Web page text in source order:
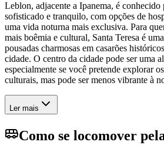
Leblon, adjacente a Ipanema, é
sofisticado e tranquilo, com opções de
uma vida noturna mais exclusiva. Para
mais boêmia e cultural, Santa Teresa é
pousadas charmosas em casarões
cidade. O centro da cidade pode ser uma
especialmente se você pretende explorar
culturais, mas pode ser menos vibrante à
Ler mais
Como se locomover